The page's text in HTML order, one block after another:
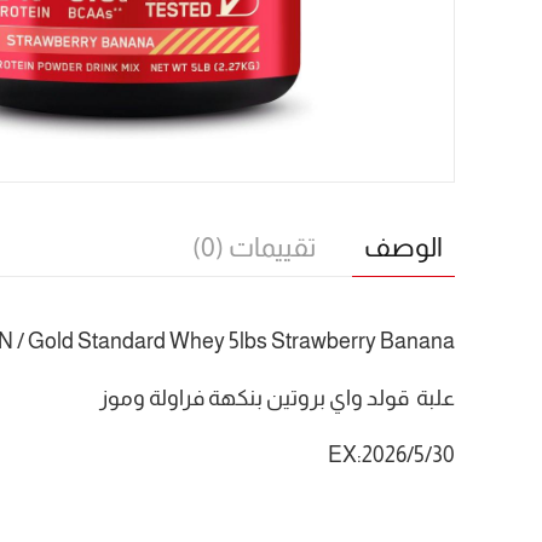
الوصف تقييمات (0)
/ Gold Standard Whey 5lbs Strawberry Banana
علبة قولد واي بروتين بنكهة فراولة وموز
EX:2026/5/30